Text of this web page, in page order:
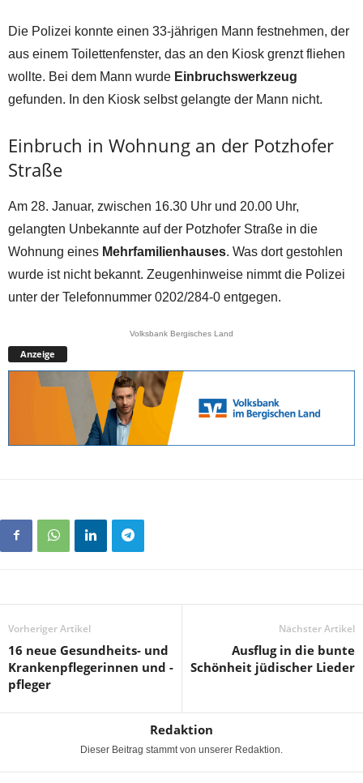
Die Polizei konnte einen 33-jährigen Mann festnehmen, der
aus einem Toilettenfenster, das an den Kiosk grenzt fliehen
wollte. Bei dem Mann wurde Einbruchswerkzeug
gefunden. In den Kiosk selbst gelangte der Mann nicht.
Einbruch in Wohnung an der Potzhofer
Straße
Am 28. Januar, zwischen 16.30 Uhr und 20.00 Uhr,
gelangten Unbekannte auf der Potzhofer Straße in die
Wohnung eines Mehrfamilienhauses. Was dort gestohlen
wurde ist nicht bekannt. Zeugenhinweise nimmt die Polizei
unter der Telefonnummer 0202/284-0 entgegen.
Volksbank Bergisches Land
Anzeige
Vorheriger Artikel
16 neue Gesundheits- und
Krankenpflegerinnen und -
pfleger
Nächster Artikel
Ausflug in die bunte
Schönheit jüdischer Lieder
Redaktion
Dieser Beitrag stammt von unserer Redaktion.